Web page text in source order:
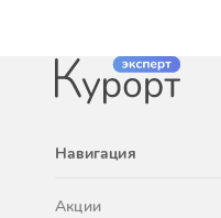
Навигация
Акции